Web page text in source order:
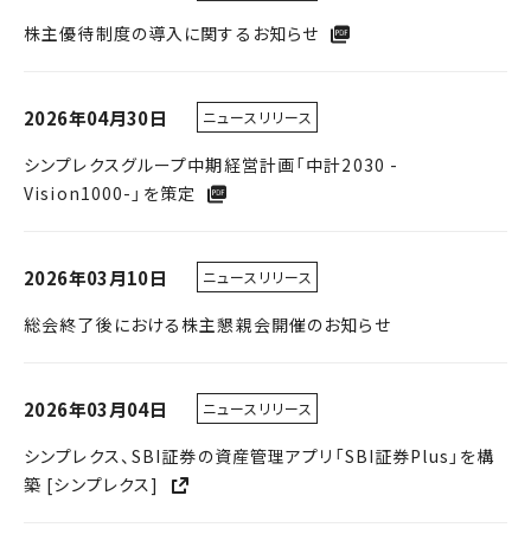
株主優待制度の導入に関するお知らせ
2026年04月30日 ニュースリリース
シンプレクスグループ中期経営計画「中計2030 -
Vision1000-」を策定
2026年03月10日 ニュースリリース
総会終了後における株主懇親会開催のお知らせ
2026年03月04日 ニュースリリース
シンプレクス、SBI証券の資産管理アプリ「SBI証券Plus」を構
築 [シンプレクス]